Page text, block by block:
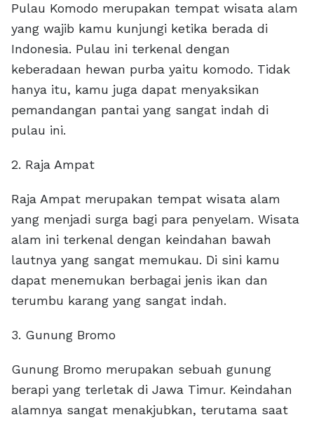
Pulau Komodo merupakan tempat wisata alam
yang wajib kamu kunjungi ketika berada di
Indonesia. Pulau ini terkenal dengan
keberadaan hewan purba yaitu komodo. Tidak
hanya itu, kamu juga dapat menyaksikan
pemandangan pantai yang sangat indah di
pulau ini.
2. Raja Ampat
Raja Ampat merupakan tempat wisata alam
yang menjadi surga bagi para penyelam. Wisata
alam ini terkenal dengan keindahan bawah
lautnya yang sangat memukau. Di sini kamu
dapat menemukan berbagai jenis ikan dan
terumbu karang yang sangat indah.
3. Gunung Bromo
Gunung Bromo merupakan sebuah gunung
berapi yang terletak di Jawa Timur. Keindahan
alamnya sangat menakjubkan, terutama saat